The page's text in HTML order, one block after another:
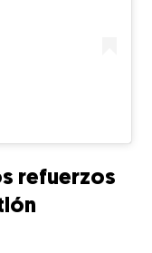
refuerzos